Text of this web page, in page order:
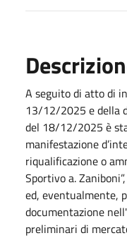
A seguito di atto di
13/12/2025 e della
del 18/12/2025 è
manifestazione
riqualificazione o
Sportivo a.
ed, eventualmente,
documentazione
preliminari di